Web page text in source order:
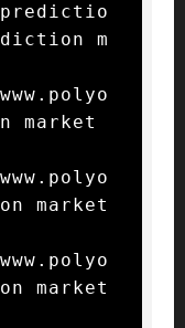
m
market
market
market